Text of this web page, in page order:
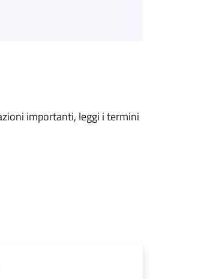
importanti, leggi i termini